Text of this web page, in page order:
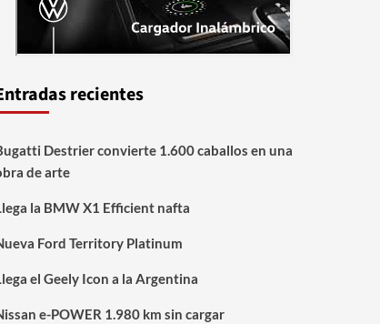
recientes
Destrier convierte 1.600 caballos en una
de arte
la BMW X1 Efficient nafta
Ford Territory Platinum
el Geely Icon a la Argentina
e-POWER 1.980 km sin cargar